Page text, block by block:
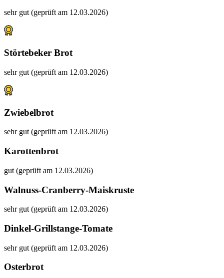
sehr gut (geprüft am 12.03.2026)
Störtebeker Brot
sehr gut (geprüft am 12.03.2026)
Zwiebelbrot
sehr gut (geprüft am 12.03.2026)
Karottenbrot
gut (geprüft am 12.03.2026)
Walnuss-Cranberry-Maiskruste
sehr gut (geprüft am 12.03.2026)
Dinkel-Grillstange-Tomate
sehr gut (geprüft am 12.03.2026)
Osterbrot